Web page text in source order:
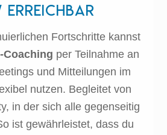
erreichbar
Fortschritte kannst
Coaching per Teilnahme an
und Mitteilungen im
nutzen. Begleitet von
in der sich alle gegenseitig
ist gewährleistet, dass du